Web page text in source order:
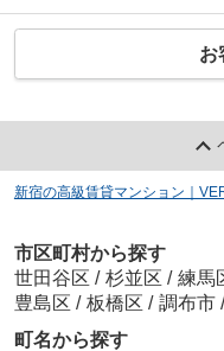
お
新宿の高級賃貸マンション｜
市区町村から探す
世田谷区 / 杉並区 / 練馬
豊島区 / 板橋区 / 調布市 /
町名から探す